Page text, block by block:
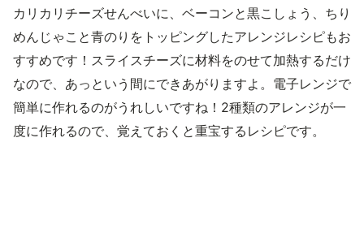
カリカリチーズせんべいに、ベーコンと黒こしょう、ちり
めんじゃこと青のりをトッピングしたアレンジレシピもお
すすめです！スライスチーズに材料をのせて加熱するだけ
なので、あっという間にできあがりますよ。電子レンジで
簡単に作れるのがうれしいですね！2種類のアレンジが一
度に作れるので、覚えておくと重宝するレシピです。